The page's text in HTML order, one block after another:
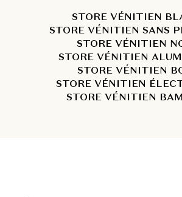
STORE VÉNITIEN
STORE VÉNITIEN SANS
STORE VÉNITIEN
STORE VÉNITIEN
STORE VÉNITIEN
STORE VÉNITIEN
STORE VÉNITIEN